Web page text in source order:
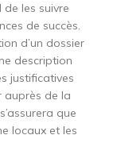
les suivre
de succès.
d’un dossier
description
justificatives
auprès de la
que
locaux et les